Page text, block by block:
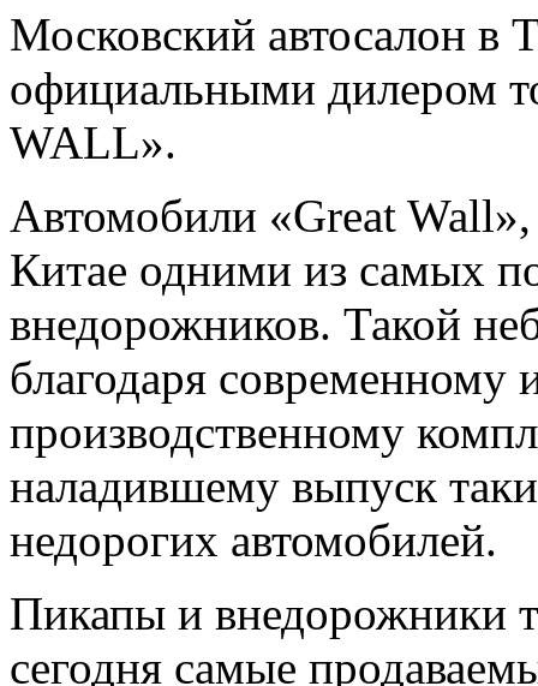
Московский автосалон в
официальными дилером
WALL».
Автомобили «Great Wall»,
Китае одними из самых
внедорожников. Такой
благодаря современному
производственному
наладившему выпуск
недорогих автомобилей.
Пикапы и внедорожники
сегодня самые